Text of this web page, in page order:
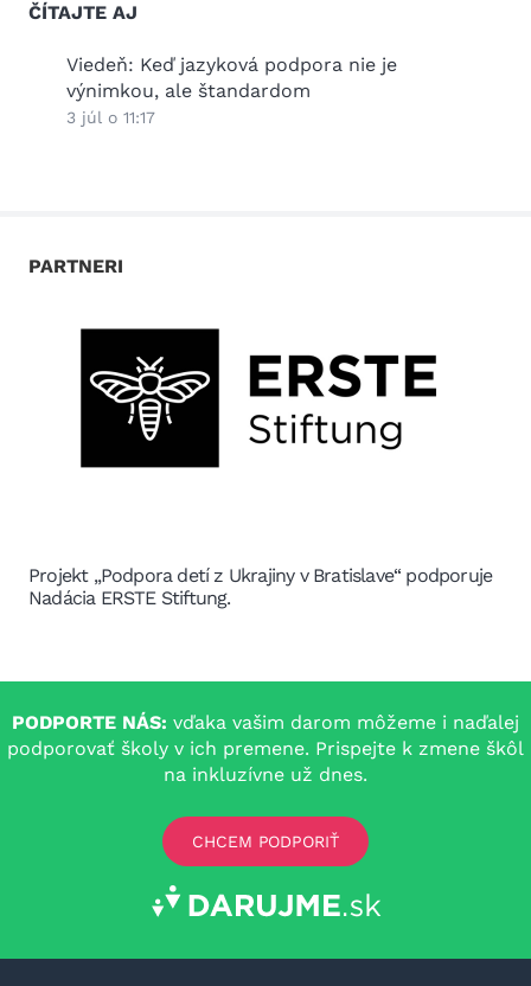
ČÍTAJTE AJ
Viedeň: Keď jazyková podpora nie je
výnimkou, ale štandardom
3 júl o 11:17
PARTNERI
Projekt „Podpora detí z Ukrajiny v Bratislave“ podporuje
Nadácia ERSTE Stiftung.
PODPORTE NÁS: vďaka vašim darom môžeme i naďalej
podporovať školy v ich premene. Prispejte k zmene škôl
na inkluzívne už dnes.
CHCEM PODPORIŤ